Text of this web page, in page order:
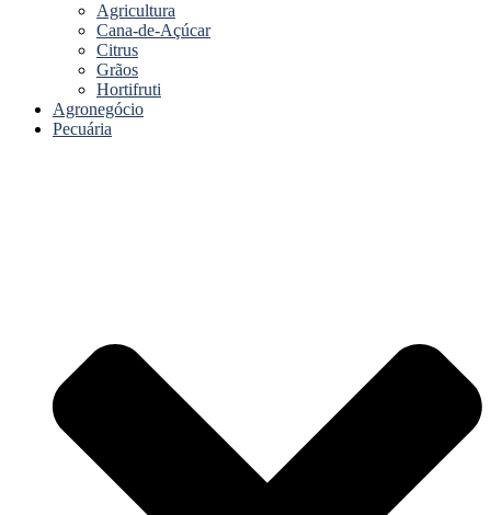
Agricultura
Cana-de-Açúcar
Citrus
Grãos
Hortifruti
Agronegócio
Pecuária